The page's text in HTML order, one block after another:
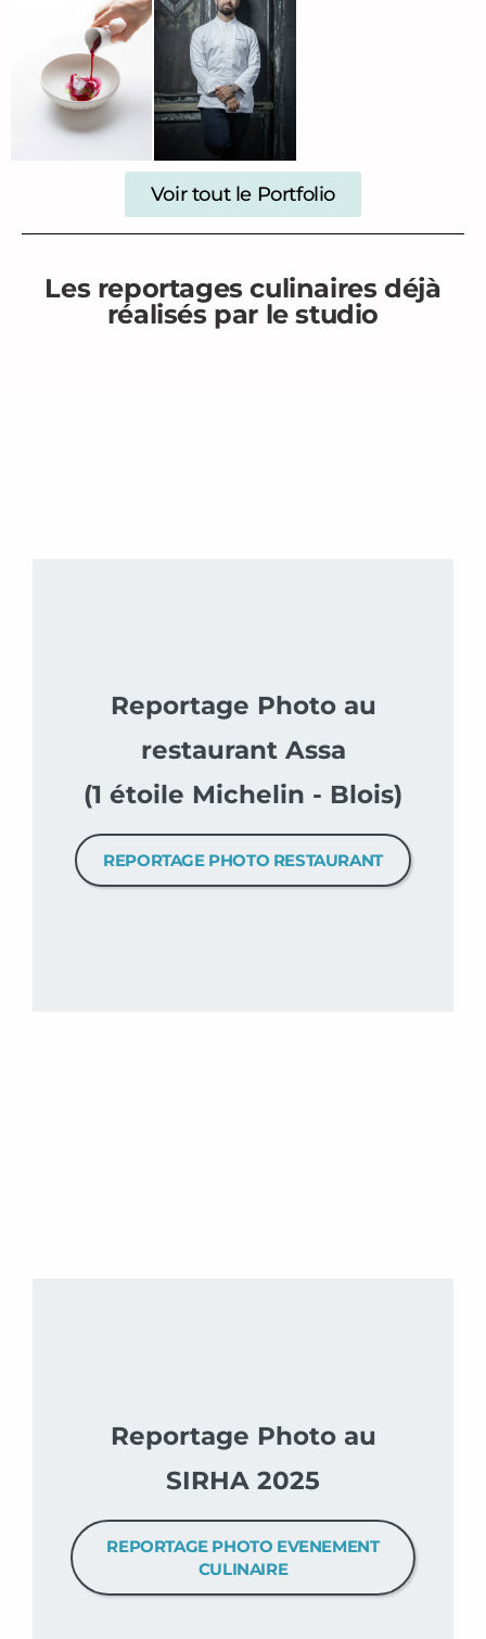
Voir tout le Portfolio
Les reportages culinaires déjà
réalisés par le studio
Reportage Photo au
restaurant Assa
(1 étoile Michelin - Blois)
REPORTAGE PHOTO RESTAURANT
Reportage Photo au
SIRHA 2025
REPORTAGE PHOTO EVENEMENT
CULINAIRE